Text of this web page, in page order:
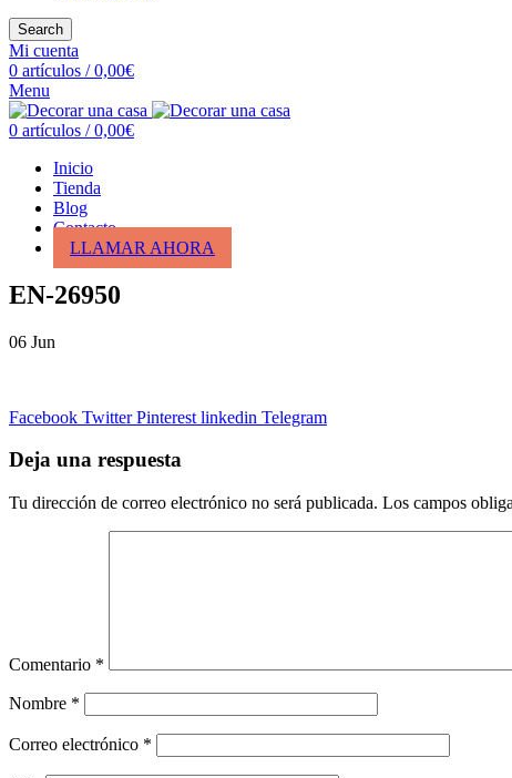
Search
Mi cuenta
0 artículos / 0,00€
Menu
0 artículos / 0,00€
Inicio
Tienda
Blog
Contacto
LLAMAR AHORA
EN-26950
06 Jun
Facebook Twitter Pinterest linkedin Telegram
Deja una respuesta
Tu dirección de correo electrónico no será publicada. Los campos
Comentario *
Nombre *
Correo electrónico *